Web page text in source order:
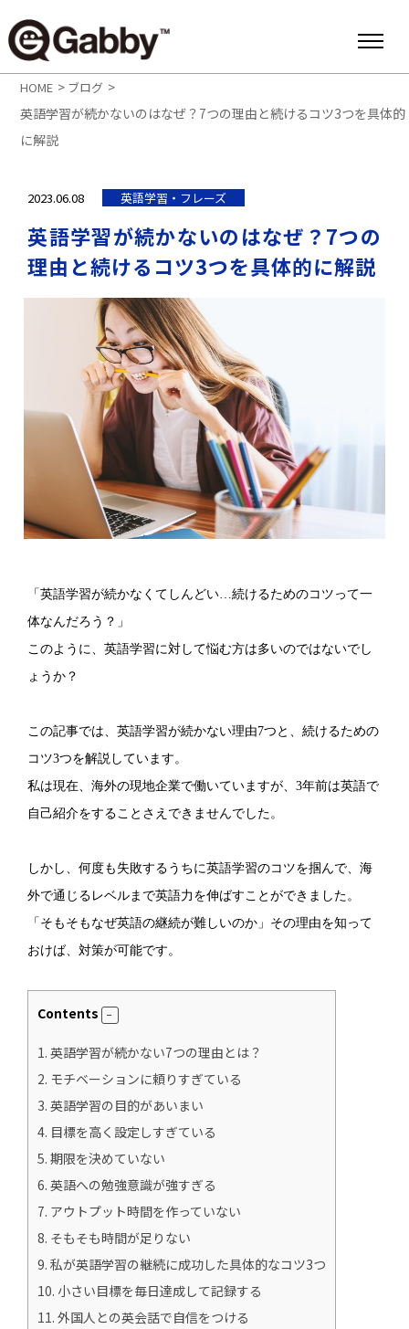
HOME > ブログ >
英語学習が続かないのはなぜ？7つの理由と続けるコツ3つを具体的
に解説
2023.06.08 英語学習・フレーズ
英語学習が続かないのはなぜ？7つの
理由と続けるコツ3つを具体的に解説
「英語学習が続かなくてしんどい…続けるためのコツって一
体なんだろう？」
このように、英語学習に対して悩む方は多いのではないでし
ょうか？
この記事では、英語学習が続かない理由7つと、続けるための
コツ3つを解説しています。
私は現在、海外の現地企業で働いていますが、3年前は英語で
自己紹介をすることさえできませんでした。
しかし、何度も失敗するうちに英語学習のコツを掴んで、海
外で通じるレベルまで英語力を伸ばすことができました。
「そもそもなぜ英語の継続が難しいのか」その理由を知って
おけば、対策が可能です。
Contents
1. 英語学習が続かない7つの理由とは？
2. モチベーションに頼りすぎている
3. 英語学習の目的があいまい
4. 目標を高く設定しすぎている
5. 期限を決めていない
6. 英語への勉強意識が強すぎる
7. アウトプット時間を作っていない
8. そもそも時間が足りない
9. 私が英語学習の継続に成功した具体的なコツ3つ
10. 小さい目標を毎日達成して記録する
11. 外国人との英会話で自信をつける